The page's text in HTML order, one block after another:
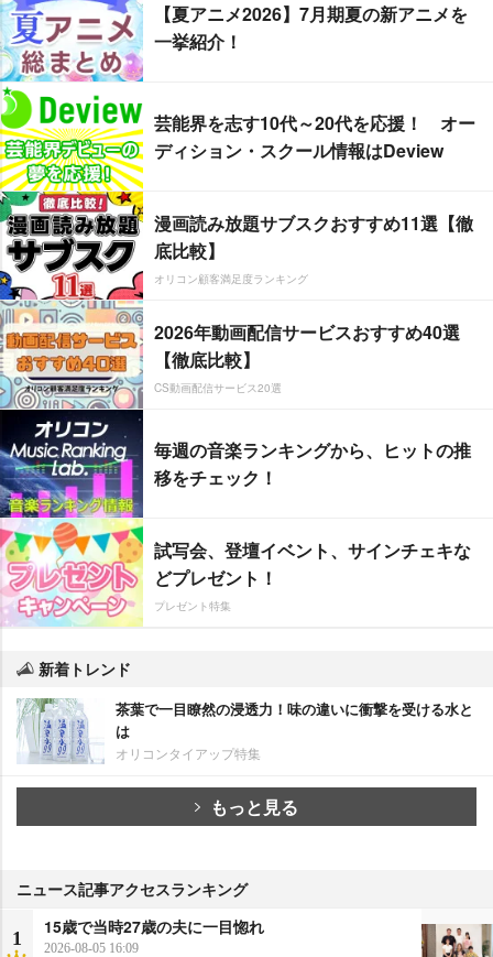
【夏アニメ2026】7月期夏の新アニメを
一挙紹介！
芸能界を志す10代～20代を応援！ オー
ディション・スクール情報はDeview
漫画読み放題サブスクおすすめ11選【徹
底比較】
オリコン顧客満足度ランキング
2026年動画配信サービスおすすめ40選
【徹底比較】
CS動画配信サービス20選
毎週の音楽ランキングから、ヒットの推
移をチェック！
試写会、登壇イベント、サインチェキな
どプレゼント！
プレゼント特集
新着トレンド
茶葉で一目瞭然の浸透力！味の違いに衝撃を受ける水と
は
オリコンタイアップ特集
もっと見る
ニュース記事アクセスランキング
1
15歳で当時27歳の夫に一目惚れ
2026-08-05 16:09